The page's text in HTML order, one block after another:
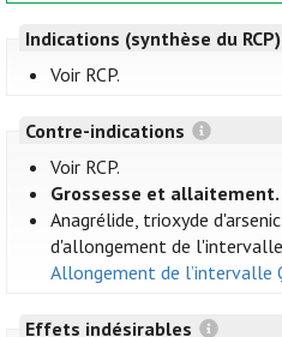
Indications (synthèse du RCP)
Voir RCP.
Contre-indications
Voir RCP.
Grossesse et allaitement.
Anagrélide, trioxyde
d'allongement de
Allongement de l’intervalle
Effets indésirables